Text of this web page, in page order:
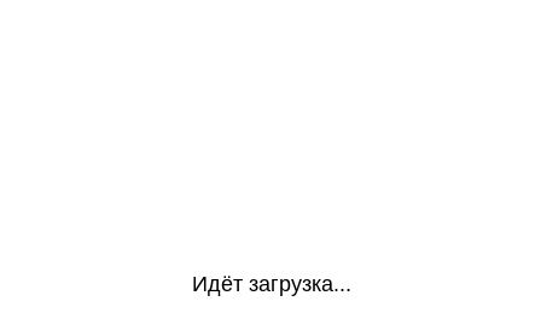
Идёт загрузка...